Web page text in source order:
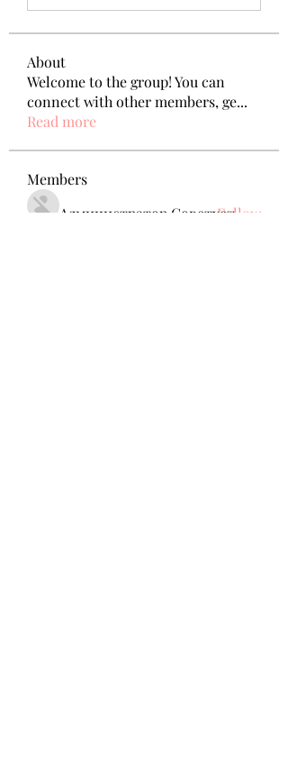
About
Welcome to the group! You can
connect with other members, ge...
Read more
Members
Администратор СоветуетFollow